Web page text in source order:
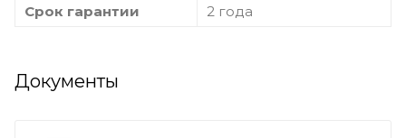
Срок гарантии 2 года
Документы